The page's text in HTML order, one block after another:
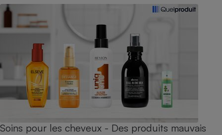
Soins pour les cheveux - Des produits mauvais